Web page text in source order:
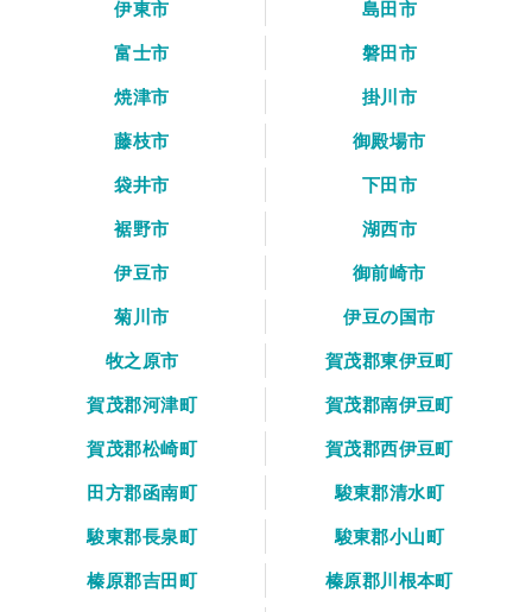
伊東市
島田市
富士市
磐田市
焼津市
掛川市
藤枝市
御殿場市
袋井市
下田市
裾野市
湖西市
伊豆市
御前崎市
菊川市
伊豆の国市
牧之原市
賀茂郡東伊豆町
賀茂郡河津町
賀茂郡南伊豆町
賀茂郡松崎町
賀茂郡西伊豆町
田方郡函南町
駿東郡清水町
駿東郡長泉町
駿東郡小山町
榛原郡吉田町
榛原郡川根本町